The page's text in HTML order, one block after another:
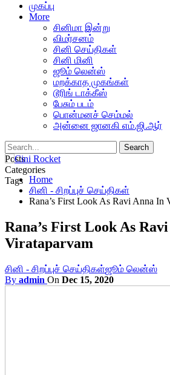
முகப்பு
More
சினிமா இன்று
விமர்சனம்
சினி செய்திகள்
சினி மினி
ஜூம் லென்ஸ்
மறக்காத முகங்கள்
டூரிங் டாக்கீஸ்
பேசும் படம்
பொன்மனச் செம்மல்
அன்னை ஜானகி எம்.ஜி.ஆர்
Posts
Categories
Tags Home
சினி - சிறப்புச் செய்திகள்
Rana’s First Look As Ravi Anna In
Rana’s First Look As
Virataparvam
சினி - சிறப்புச் செய்திகள்ஜூம் லென்ஸ்
By admin On Dec 15, 2020